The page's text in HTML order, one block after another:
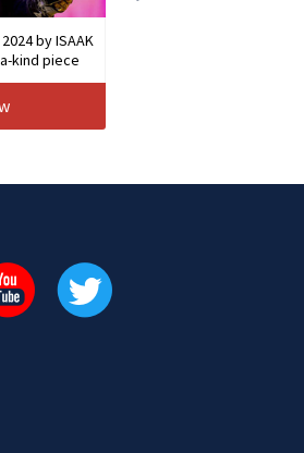
by ISAAK
kind piece